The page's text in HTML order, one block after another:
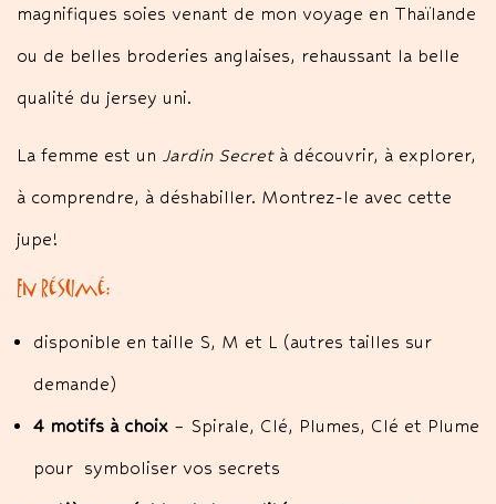
magnifiques soies venant de mon voyage en Thaïlande
ou de belles broderies anglaises, rehaussant la belle
qualité du jersey uni.
La femme est un Jardin Secretà découvrir, à explorer,
à comprendre, à déshabiller. Montrez-le avec cette
jupe!
En résumé:
disponible en taille S, M et L (autres tailles sur
demande)
4 motifs à choix – Spirale, Clé, Plumes, Clé et Plume
pour symboliser vos secrets